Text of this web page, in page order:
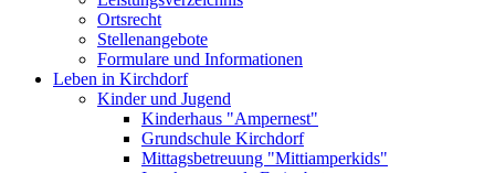
Ortsrecht
Stellenangebote
Formulare und Informationen
Leben in Kirchdorf
Kinder und Jugend
Kinderhaus "Ampernest"
Grundschule Kirchdorf
Mittagsbetreuung "Mittiamperkids"